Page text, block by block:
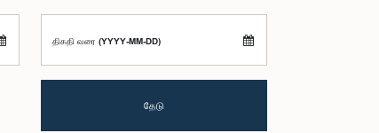
திகதி வரை (YYYY-MM-DD)
தேடு